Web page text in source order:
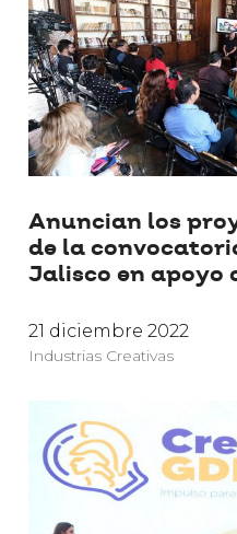
Anuncian los
de la
Jalisco en apoyo
21 diciembre 2022
Industrias Creativas